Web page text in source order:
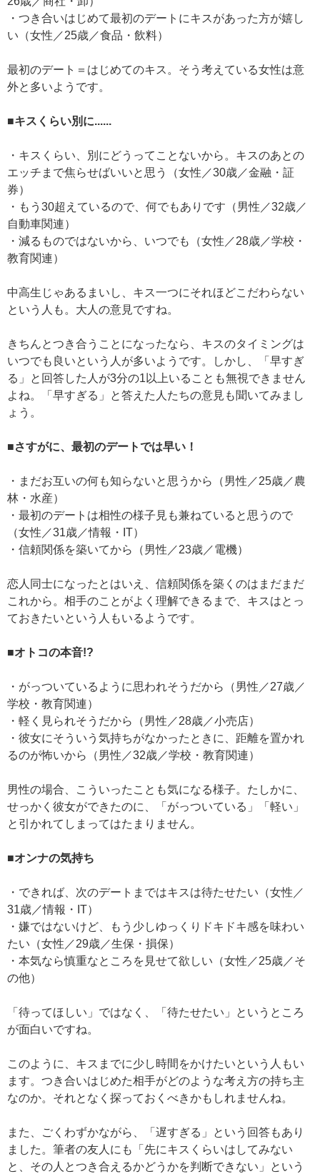
・つき合いはじめて最初のデートにキスがあった方が嬉し
い（女性／25歳／食品・飲料）
最初のデート＝はじめてのキス。そう考えている女性は意
外と多いようです。
■キスくらい別に......
・キスくらい、別にどうってことないから。キスのあとの
エッチまで焦らせばいいと思う（女性／30歳／金融・証
券）
・もう30超えているので、何でもありです（男性／32歳／
自動車関連）
・減るものではないから、いつでも（女性／28歳／学校・
教育関連）
中高生じゃあるまいし、キス一つにそれほどこだわらない
という人も。大人の意見ですね。
きちんとつき合うことになったなら、キスのタイミングは
いつでも良いという人が多いようです。しかし、「早すぎ
る」と回答した人が3分の1以上いることも無視できません
よね。「早すぎる」と答えた人たちの意見も聞いてみまし
ょう。
■さすがに、最初のデートでは早い！
・まだお互いの何も知らないと思うから（男性／25歳／農
林・水産）
・最初のデートは相性の様子見も兼ねていると思うので
（女性／31歳／情報・IT）
・信頼関係を築いてから（男性／23歳／電機）
恋人同士になったとはいえ、信頼関係を築くのはまだまだ
これから。相手のことがよく理解できるまで、キスはとっ
ておきたいという人もいるようです。
■オトコの本音!?
・がっついているように思われそうだから（男性／27歳／
学校・教育関連）
・軽く見られそうだから（男性／28歳／小売店）
・彼女にそういう気持ちがなかったときに、距離を置かれ
るのが怖いから（男性／32歳／学校・教育関連）
男性の場合、こういったことも気になる様子。たしかに、
せっかく彼女ができたのに、「がっついている」「軽い」
と引かれてしまってはたまりません。
■オンナの気持ち
・できれば、次のデートまではキスは待たせたい（女性／
31歳／情報・IT）
・嫌ではないけど、もう少しゆっくりドキドキ感を味わい
たい（女性／29歳／生保・損保）
・本気なら慎重なところを見せて欲しい（女性／25歳／そ
の他）
「待ってほしい」ではなく、「待たせたい」というところ
が面白いですね。
このように、キスまでに少し時間をかけたいという人もい
ます。つき合いはじめた相手がどのような考え方の持ち主
なのか。それとなく探っておくべきかもしれませんね。
また、ごくわずかながら、「遅すぎる」という回答もあり
ました。筆者の友人にも「先にキスくらいはしてみない
と、その人とつき合えるかどうかを判断できない」という